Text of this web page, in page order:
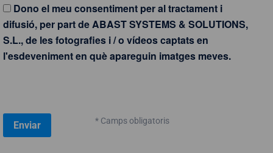
Dono el meu consentiment per al tractament i
difusió, per part de ABAST SYSTEMS & SOLUTIONS,
S.L., de les fotografies i / o vídeos captats en
l'esdeveniment en què apareguin imatges meves.
* Camps obligatoris